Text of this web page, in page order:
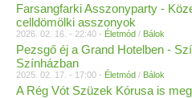
Farsangfarki Asszonyparty -
celldömölki asszonyok
2026. 02. 16. - 22:40 - Életmód / Bálok
Pezsgő éj a Grand Hotelben -
Színházban
2025. 02. 17. - 17:00 - Életmód / Bálok
A Rég Vót Szüzek Kórusa is